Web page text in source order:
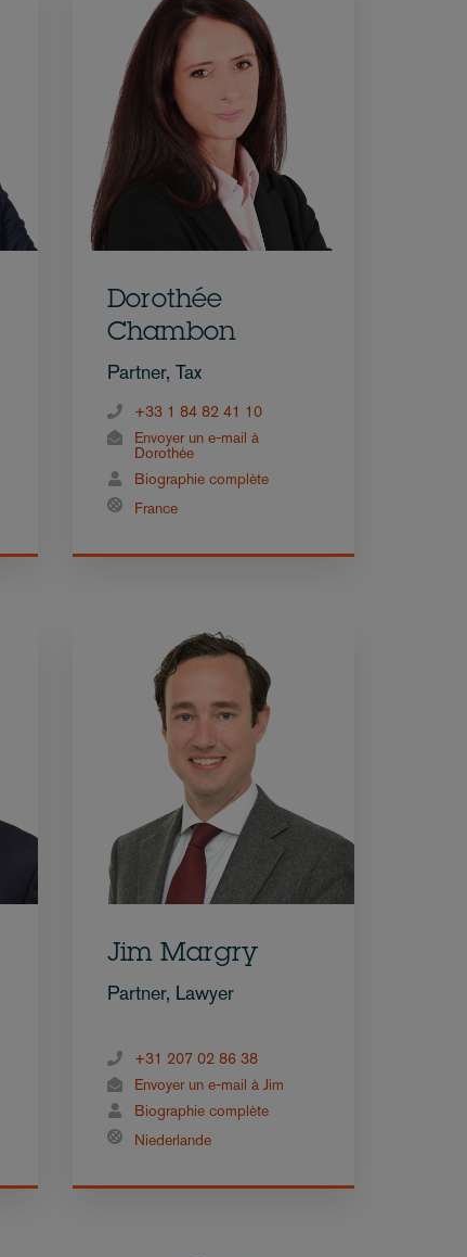
Dorothée
Chambon
Partner, Tax
+33 1 84 82 41 10
Envoyer un e-mail à
Dorothée
Biographie complète
France
Jim Margry
Partner, Lawyer
+31 207 02 86 38
Envoyer un e-mail à Jim
Biographie complète
Niederlande